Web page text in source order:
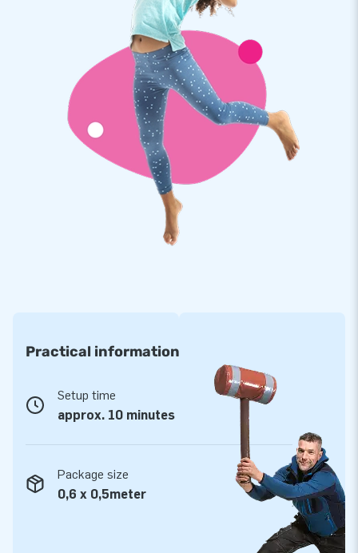
natuurlijk een duidelijke gebruiksaanwijzing bij en ook de
transportzak, het verankermateriaal en de blower zitten in
het pakket inbegrepen.
Topkwaliteit met 1 jaar garantie
JB kussens zijn op meerdere punten verstevigd en
meervoudig gestikt en zijn gemaakt van sterk, hoge kwaliteit
nylon. Ze zijn daardoor duurzaam en eenvoudig schoon te
houden. We bieden je op deze poppen bovendien 1 jaar
garantie. Hierdoor lever jij met dit product optimaal
JB laat al meer dan 15 jaar mensen wereldwijd een gat in de
lucht te springen.
Vaak letterlijk. Onze designers, ontwikkelaars en logistiek
medewerkers leveren unieke opblaasattracties op grootse
wijze! En je bent altijd verzekerd van onze professionele
service en levering. Daarom noemen ze ons ook wel
Practical information
Setup time
approx. 10 minutes
Package size
0,6 x 0,5meter